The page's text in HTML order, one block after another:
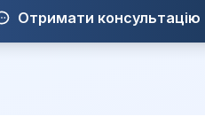
Отримати консультацію